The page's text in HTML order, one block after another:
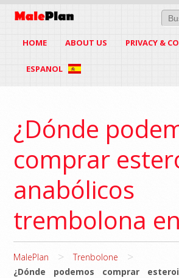
HOME ABOUT US PRIVACY &
ESPANOL
¿Dónde
comprar
anabólicos
trembolona
MalePlan > Trenbolone >
¿Dónde podemos comprar